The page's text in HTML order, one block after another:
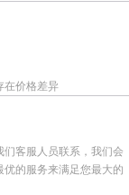
在价格差异
客服人员联系，我们会
的服务来满足您最大的